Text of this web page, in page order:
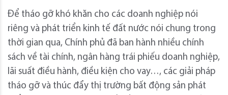
Để tháo gỡ khó khăn cho các doanh nghiệp nói
riêng và phát triển kinh tế đất nước nói chung trong
thời gian qua, Chính phủ đã ban hành nhiều chính
sách về tài chính, ngân hàng trái phiếu doanh nghiệp,
lãi suất điều hành, điều kiện cho vay…, các giải pháp
tháo gỡ và thúc đẩy thị trường bất động sản phát